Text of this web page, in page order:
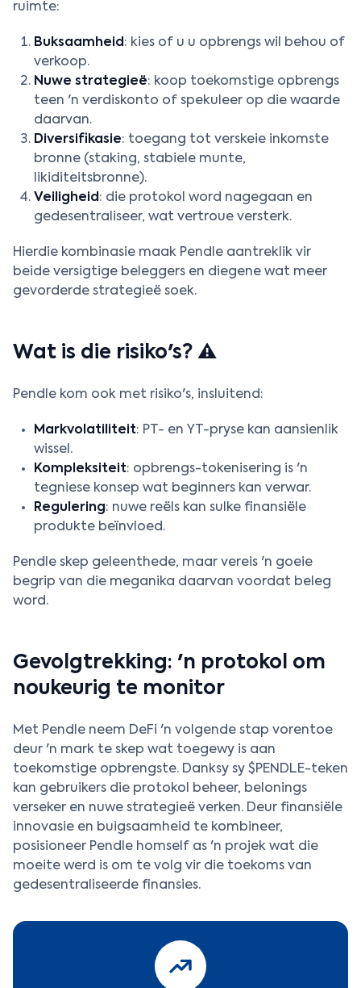
ruimte:
Buksaamheid : kies of u u opbrengs wil behou of
verkoop.
Nuwe strategieë: koop toekomstige opbrengs
teen 'n verdiskonto of spekuleer op die waarde
daarvan.
Diversifikasie: toegang tot verskeie inkomste
bronne (staking, stabiele munte,
likiditeitsbronne).
Veiligheid : die protokol word nagegaan en
gedesentraliseer, wat vertroue versterk.
Hierdie kombinasie maak Pendle aantreklik vir
beide versigtige beleggers en diegene wat meer
gevorderde strategieë soek.
Wat is die risiko's? ⚠️
Pendle kom ook met risiko's, insluitend:
Markvolatiliteit: PT- en YT-pryse kan aansienlik
wissel.
Kompleksiteit: opbrengs-tokenisering is 'n
tegniese konsep wat beginners kan verwar.
Regulering: nuwe reëls kan sulke finansiële
produkte beïnvloed.
Pendle skep geleenthede, maar vereis 'n goeie
begrip van die meganika daarvan voordat beleg
word.
Gevolgtrekking: 'n protokol om
noukeurig te monitor
Met Pendle neem DeFi 'n volgende stap vorentoe
deur 'n mark te skep wat toegewy is aan
toekomstige opbrengste. Danksy sy $PENDLE-teken
kan gebruikers die protokol beheer, belonings
verseker en nuwe strategieë verken. Deur finansiële
innovasie en buigsaamheid te kombineer,
posisioneer Pendle homself as 'n projek wat die
moeite werd is om te volg vir die toekoms van
gedesentraliseerde finansies.